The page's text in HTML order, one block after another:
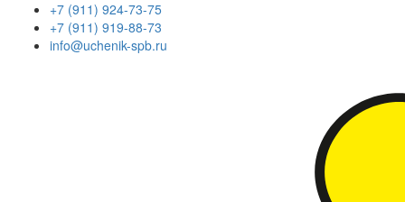
+7 (911) 924-73-75
+7 (911) 919-88-73
info@uchenik-spb.ru